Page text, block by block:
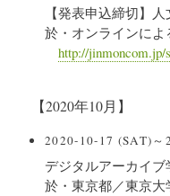
【発表申込締切】
於・オンラインによ
http://jinmoncom.jp/
【2020年10月】
2020-10-17 (SAT)
デジタルアーカイ
於・東京都／東京大